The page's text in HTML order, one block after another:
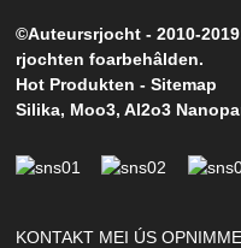
©Auteursrjocht - 2010-
rjochten foarbehâlden.
Hot Produkten -Sitemap
Silika, Moo3,Al2o3
KONTAKT MEI ÚS OPNIMME